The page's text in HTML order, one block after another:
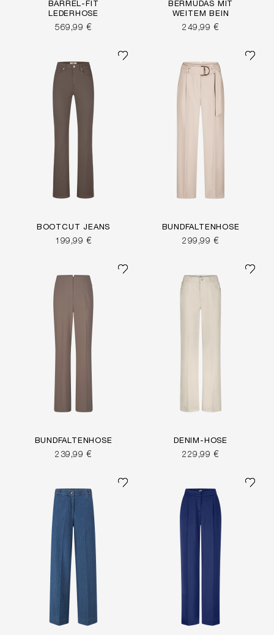
BARREL-FIT
LEDERHOSE
569,99 €
BERMUDAS MIT
WEITEM BEIN
249,99 €
BOOTCUT JEANS
199,99 €
BUNDFALTENHOSE
299,99 €
BUNDFALTENHOSE
239,99 €
DENIM-HOSE
229,99 €